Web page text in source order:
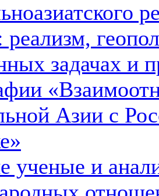
реализм,
задачах и
Азии с
ученые и